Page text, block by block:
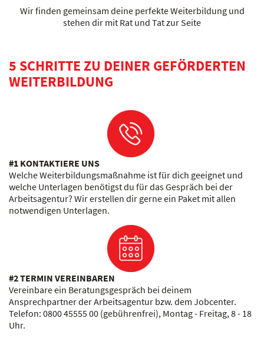
Wir finden gemeinsam deine perfekte Weiterbildung und
stehen dir mit Rat und Tat zur Seite
5 SCHRITTE ZU DEINER GEFÖRDERTEN
WEITERBILDUNG
#1 KONTAKTIERE UNS
Welche Weiterbildungsmaßnahme ist für dich geeignet und
welche Unterlagen benötigst du für das Gespräch bei der
Arbeitsagentur? Wir erstellen dir gerne ein Paket mit allen
notwendigen Unterlagen.
#2 TERMIN VEREINBAREN
Vereinbare ein Beratungsgespräch bei deinem
Ansprechpartner der Arbeitsagentur bzw. dem Jobcenter.
Telefon: 0800 45555 00 (gebührenfrei), Montag - Freitag, 8 - 18
Uhr.